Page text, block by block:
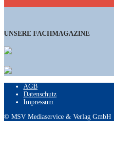
UNSERE FACHMAGAZINE
AGB
Datenschutz
Impressum
© MSV Mediaservice & Verlag GmbH